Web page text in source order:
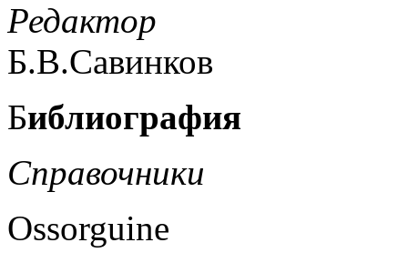
Редактор
Б.В.Савинков
Библиография
Справочники
Ossorguine